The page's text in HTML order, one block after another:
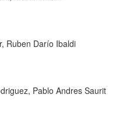
Ruben Darío Ibaldi
Pablo Andres Saurit